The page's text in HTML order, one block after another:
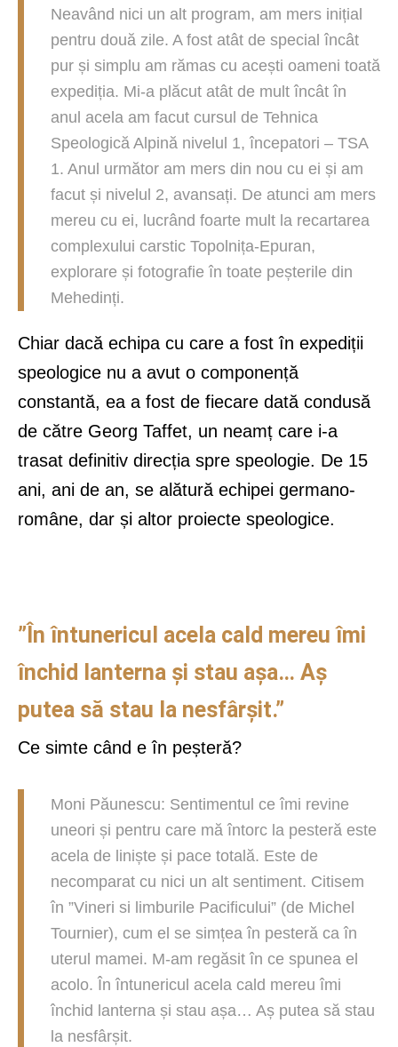
Neavând nici un alt program, am mers inițial
pentru două zile. A fost atât de special încât
pur și simplu am rămas cu acești oameni toată
expediția. Mi-a plăcut atât de mult încât în
anul acela am facut cursul de Tehnica
Speologică Alpină nivelul 1, începatori – TSA
1. Anul următor am mers din nou cu ei și am
facut și nivelul 2, avansați. De atunci am mers
mereu cu ei, lucrând foarte mult la recartarea
complexului carstic Topolnița-Epuran,
explorare și fotografie în toate peșterile din
Mehedinți.
Chiar dacă echipa cu care a fost în expediții
speologice nu a avut o componență
constantă, ea a fost de fiecare dată condusă
de către Georg Taffet, un neamț care i-a
trasat definitiv direcția spre speologie. De 15
ani, ani de an, se alătură echipei germano-
române, dar și altor proiecte speologice.
”Înîntunericul acela cald mereuîmi
închid lanterna și stau așa… Aș
putea să stau la nesfârșit.”
Ce simte când e în peșteră?
Moni Păunescu: Sentimentul ce îmi revine
uneori și pentru care mă întorc la pesteră este
acela de liniște și pace totală. Este de
necomparat cu nici un alt sentiment. Citisem
în ”Vineri si limburile Pacificului” (de Michel
Tournier), cum el se simțea în pesteră ca în
uterul mamei. M-am regăsit în ce spunea el
acolo. În întunericul acela cald mereu îmi
închid lanterna și stau așa… Aș putea să stau
la nesfârșit.